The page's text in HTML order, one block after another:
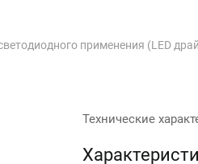
применения (LED
Технические